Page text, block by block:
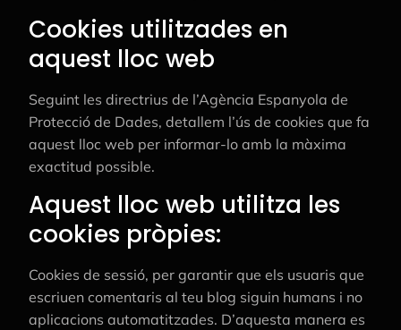
Cookies utilitzades en
aquest lloc web
Seguint les directrius de l’Agència Espanyola de
Protecció de Dades, detallem l’ús de cookies que fa
aquest lloc web per informar-lo amb la màxima
exactitud possible.
Aquest lloc web utilitza les
cookies pròpies:
Cookies de sessió, per garantir que els usuaris que
escriuen comentaris al teu blog siguin humans i no
aplicacions automatitzades. D’aquesta manera es